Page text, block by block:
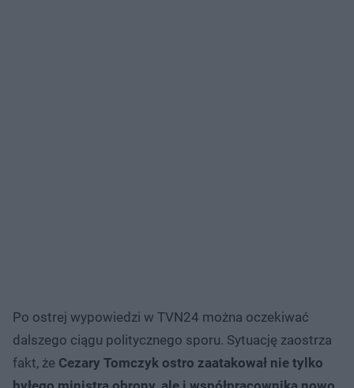
Po ostrej wypowiedzi w TVN24 można oczekiwać
dalszego ciągu politycznego sporu. Sytuację zaostrza
fakt, że Cezary Tomczyk ostro zaatakował nie tylko